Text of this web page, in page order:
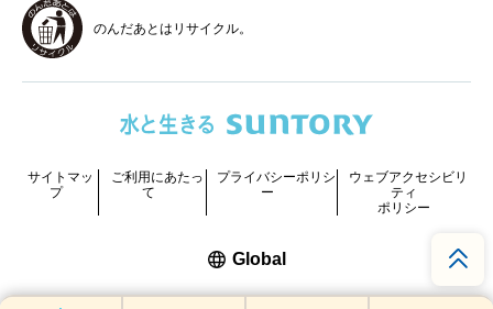
のんだあとはリサイクル。
サイトマッ
プ
ご利用にあたっ
て
プライバシーポリシ
ー
ウェブアクセシビリ
ティ
ポリシー
Global新しいウィンドウで開く